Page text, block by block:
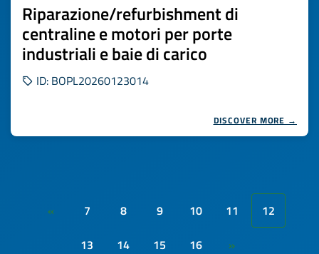
Riparazione/refurbishment di
centraline e motori per porte
industriali e baie di carico
ID: BOPL20260123014
DISCOVER MORE →
« 7 8 9 10 11
12
13
14 15 16 »